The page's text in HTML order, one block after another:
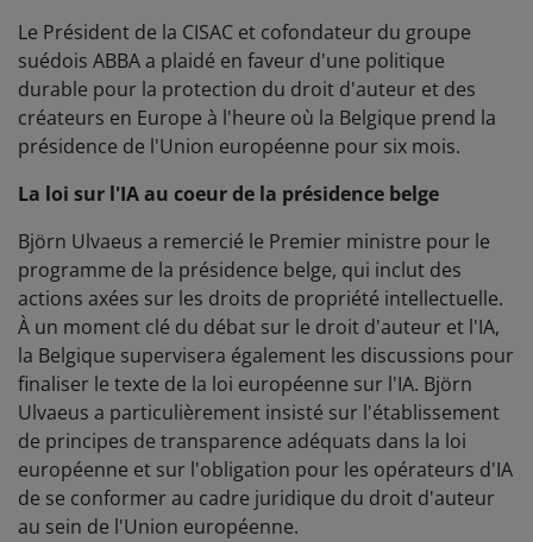
Le Président de la CISAC et cofondateur du groupe
suédois ABBA a plaidé en faveur d'une politique
durable pour la protection du droit d'auteur et des
créateurs en Europe à l'heure où la Belgique prend la
présidence de l'Union européenne pour six mois.
La loi sur l'IA au coeur de la présidence belge
Björn Ulvaeus a remercié le Premier ministre pour le
programme de la présidence belge, qui inclut des
actions axées sur les droits de propriété intellectuelle.
À un moment clé du débat sur le droit d'auteur et l'IA,
la Belgique supervisera également les discussions pour
finaliser le texte de la loi européenne sur l'IA. Björn
Ulvaeus a particulièrement insisté sur l'établissement
de principes de transparence adéquats dans la loi
européenne et sur l'obligation pour les opérateurs d'IA
de se conformer au cadre juridique du droit d'auteur
au sein de l'Union européenne.